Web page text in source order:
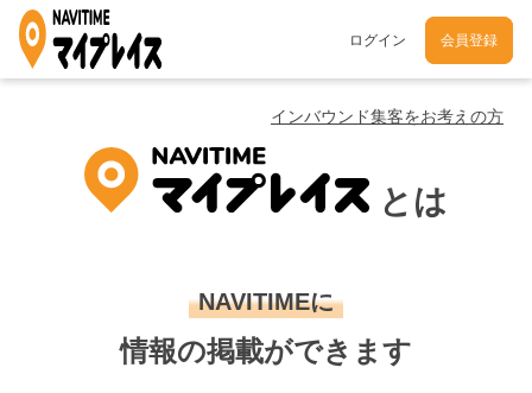
ログイン 会員登録
インバウンド集客をお考えの方
とは
NAVITIMEに
情報の掲載ができます